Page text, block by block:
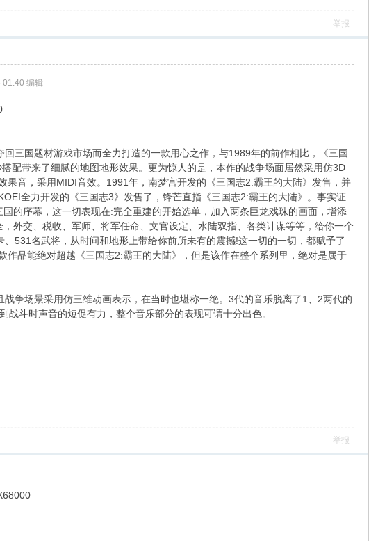
举报
01:40 编辑
三国题材游戏市场而全力打造的一款用心之作，与1989年的前作相比，《三国
配带来了细腻的地图地形效果。更为惊人的是，本作的战争场面居然采用仿3D
音，采用MIDI音效。1991年，南梦宫开发的《三国志2:霸王的大陆》发售，并
全力开发的《三国志3》发售了，锋芒直指《三国志2:霸王的大陆》。事实证
的序幕，这一切表现在:完全重建的开始选单，加入两条巨龙戏珠的画面，增添
外交、税收、军师、将军任命、文官设定、水陆双指、各类计谋等等，给你一个
531名武将，从时间和地形上带给你前所未有的震撼!这一切的一切，都赋予了
品能绝对超越《三国志2:霸王的大陆》，但是该作在整个系列里，绝对是属于
争场景采用仿三维动画表示，在当时也堪称一绝。3代的音乐脱离了1、2两代的
斗时声音的短促有力，整个音乐部分的表现可谓十分出色。
举报